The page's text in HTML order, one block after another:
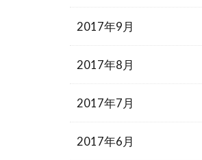
2017年9月
2017年8月
2017年7月
2017年6月